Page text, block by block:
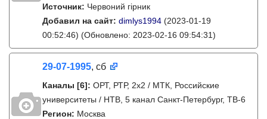
Источник: Червоний гірник
Добавил на сайт: dimlys1994 (2023-01-19
00:52:46) (Обновлено: 2023-02-16 09:54:31)
29-07-1995, сб
Каналы [6]: ОРТ, РТР, 2х2 / МТК, Российские
университеты / НТВ, 5 канал Санкт-Петербург, ТВ-6
Регион: Москва